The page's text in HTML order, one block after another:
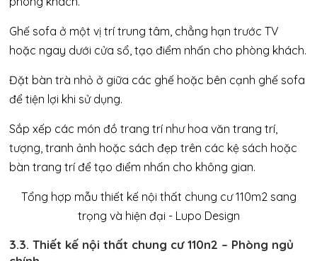
Ghế sofa ở một vị trí trung tâm, chẳng hạn trước TV
hoặc ngay dưới cửa sổ, tạo điểm nhấn cho phòng khách.
Đặt bàn trà nhỏ ở giữa các ghế hoặc bên cạnh ghế sofa
để tiện lợi khi sử dụng.
Sắp xếp các món đồ trang trí như hoa văn trang trí,
tượng, tranh ảnh hoặc sách đẹp trên các kệ sách hoặc
bàn trang trí để tạo điểm nhấn cho không gian.
3.3. Thiết kế nội thất chung cư 110n2 – Phòng ngủ